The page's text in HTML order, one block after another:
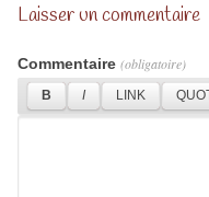
Laisser un commentaire
Commentaire (obligatoire)